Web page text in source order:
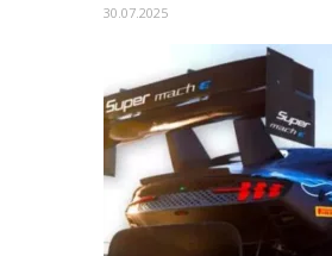
30.07.2025